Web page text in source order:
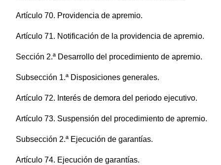
Artículo 70. Providencia de apremio.
Artículo 71. Notificación de la providencia de apremio.
Sección 2.ª Desarrollo del procedimiento de apremio.
Subsección 1.ª Disposiciones generales.
Artículo 72. Interés de demora del periodo ejecutivo.
Artículo 73. Suspensión del procedimiento de apremio.
Subsección 2.ª Ejecución de garantías.
Artículo 74. Ejecución de garantías.